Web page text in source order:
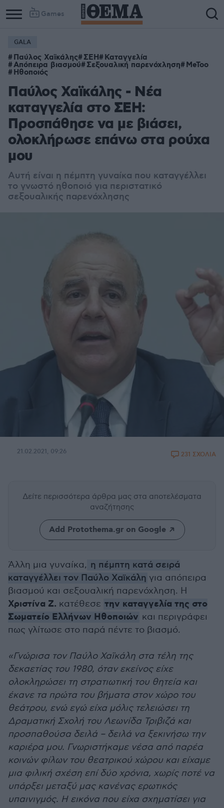
Games
GALA
Παύλος Χαϊκάλης ΣΕΗ Καταγγελία
Απόπειρα βιασμού Σεξουαλική παρενόχληση MeToo
Ηθοποιός
Παύλος Χαϊκάλης - Νέα
καταγγελία στο ΣΕΗ:
Προσπάθησε να με βιάσει,
ολοκλήρωσε επάνω στα ρούχα
μου
Αυτή είναι η πέμπτη γυναίκα που καταγγέλλει
το γνωστό ηθοποιό για περιστατικό
σεξουαλικής παρενόχλησης
21.02.2021, 09:26 231 ΣΧΟΛΙΑ
Δείτε περισσότερα άρθρα μας στα αποτελέσματα
αναζήτησης
Add Protothema.gr on Google
Άλλη μια γυναίκα, η πέμπτη κατά σειρά
καταγγέλλει τον Παύλο Χαϊκάλη για απόπειρα
βιασμού και σεξουαλική παρενόχληση. Η
Χριστίνα Ζ. κατέθεσε την καταγγελία της στο
Σωματείο Ελλήνων Ηθοποιών και περιγράφει
πως γλίτωσε στο παρά πέντε το βιασμό.
«Γνώρισα τον Παύλο Χαϊκάλη στα τέλη της
δεκαετίας του 1980, όταν εκείνος είχε
ολοκληρώσει τη στρατιωτική του θητεία και
έκανε τα πρώτα του βήματα στον χώρο του
θεάτρου, ενώ εγώ είχα μόλις τελειώσει τη
Δραματική Σχολή του Λεωνίδα Τριβιζά και
προσπαθούσα δειλά – δειλά να ξεκινήσω την
καριέρα μου. Γνωριστήκαμε νέσα από παρέα
κοινών φίλων του θεατρικού χώρου και είχαμε
μια φιλική σχέση επί δύο χρόνια, χωρίς ποτέ να
υπάρξει μεταξύ μας κανένας ερωτικός
υπαινιγμός. Η εικόνα που είχα σχηματίσει για